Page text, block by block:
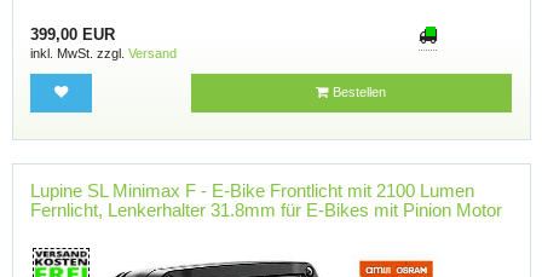
399,00 EUR
inkl. MwSt. zzgl. Versand
Bestellen
Lupine SL Minimax F - E-Bike Frontlicht mit 2100 Lumen
Fernlicht, Lenkerhalter 31.8mm für E-Bikes mit Pinion Motor